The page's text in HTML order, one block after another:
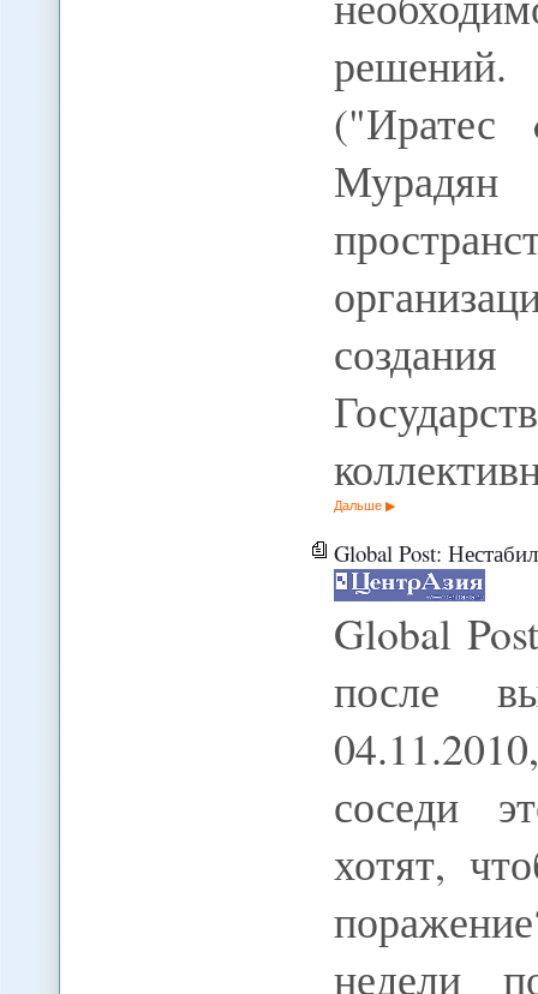
решений.
Мурадян
Дальше
Global Post:
Global
после
соседи
хотят,
недели